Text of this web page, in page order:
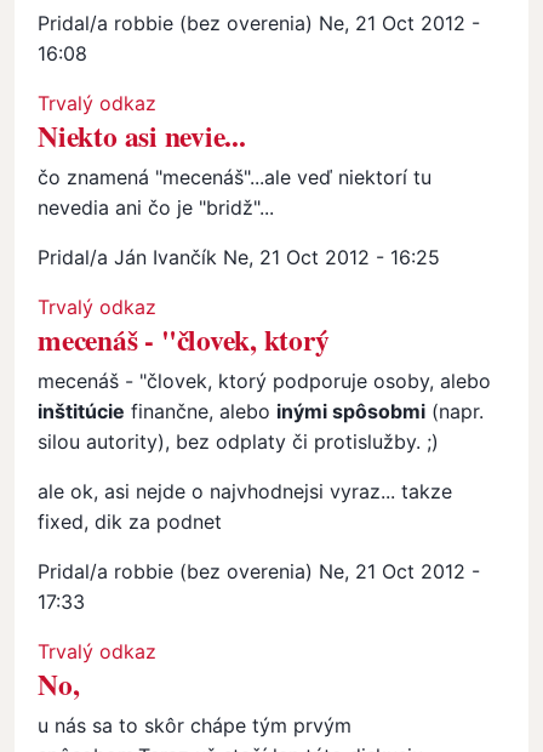
Pridal/a robbie (bez overenia) Ne, 21 Oct 2012 -
16:08
Trvalý odkaz
Niekto asi nevie...
čo znamená "mecenáš"...ale veď niektorí tu
nevedia ani čo je "bridž"...
Pridal/aJán Ivančík Ne, 21 Oct 2012 - 16:25
In reply toMacenáš???
Trvalý odkaz
mecenáš - "človek, ktorý
mecenáš - "človek, ktorý podporuje osoby, alebo
inštitúcie finančne, alebo inými spôsobmi (napr.
silou autority), bez odplaty či protislužby. ;)
ale ok, asi nejde o najvhodnejsi vyraz... takze
fixed, dik za podnet
Pridal/a robbie (bez overenia) Ne, 21 Oct 2012 -
17:33
In reply tomecenáš - "človek, ktorý
Trvalý odkaz
No,
u nás sa to skôr chápe tým prvým